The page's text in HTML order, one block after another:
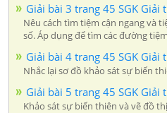
Giải bài 3 trang 45 SGK Giải
Nêu cách tìm tiệm cận ngang và
số. Áp dụng để tìm các đường
Giải bài 4 trang 45 SGK Giải
Nhắc lại sơ đồ khảo sát sự biến
Giải bài 5 trang 45 SGK Giải
Khảo sát sự biến thiên và vẽ đồ